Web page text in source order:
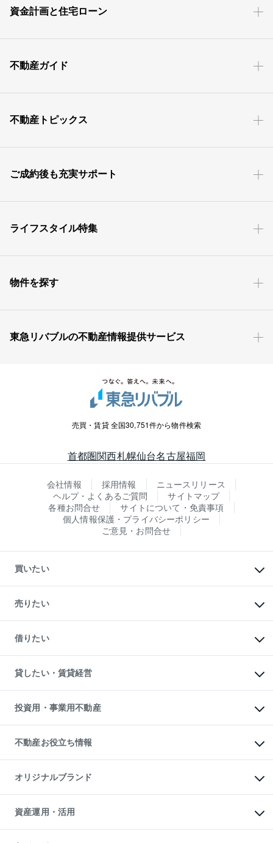
資金計画と住宅ローン
不動産ガイド
不動産トピックス
ご成約後も充実サポート
ライフスタイル特集
物件を探す
東急リバブルの不動産情報提供サービス
売買・賃貸 全国30,751件から物件検索
首都圏関西札幌仙台名古屋福岡
会社情報 採用情報
ニュースリリース
ヘルプ・よくあるご質問
サイトマップ
各種お問合せ
サイトについて・免責事項
個人情報保護・プライバシーポリシー
ご意見・お問合せ
買いたい
新築・分譲マンションの購入
中古マンションの購入
一戸建ての購入
中古一戸建ての購入
不動産購入の流れ
注目キーワード物件特集
購入ガイド
English 繁体中文簡体中文
売りたい
一戸建ての売却・査定
土地の売却・査定
スピードAI査定
不動産査定について
不動産売却の流れ
不動産買換えの流れ
売却ガイド
借りたい
オフィス・店舗の賃貸
借りるときの流れ
借りるガイド
貸したい・賃貸経営
マンション賃料データ
賃貸管理プラン
リロケーションについて
貸すガイド
投資用・事業用不動産
事業用不動産
マンション投資
投資用マンション
アパート経営
収益物件
ビル購入（ビル一棟）
投資用不動産の売却査定
事業用不動産の売却査定
不動産お役立ち情報
マンションライブラリー
人気マンションランキング
暮らしに役立つ不動産メディア
不動産相場・不動産価格情報
不動産コラム・ニュース
オリジナルブランド
一棟リノベーションマンション
L`GENTE（ルジェンテ）
区分リノベーションマンション
資産運用・活用